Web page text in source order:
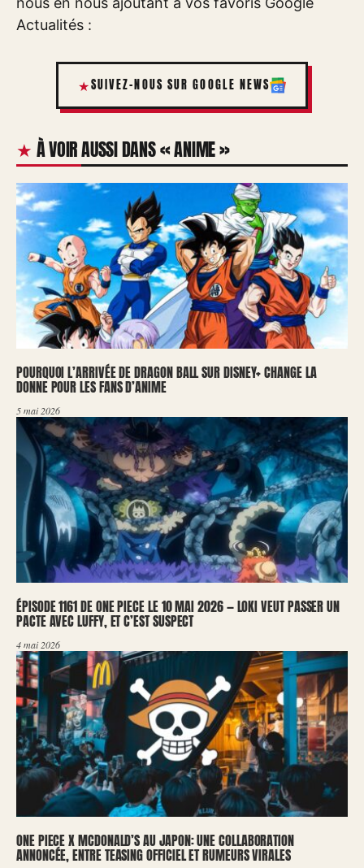
Actualités :
SUIVEZ-NOUS SUR GOOGLE NEWS
À VOIR AUSSI DANS « ANIME »
POURQUOI L’ARRIVÉE DE DRAGON BALL SUR DISNEY+ CHANGE LA
DONNE POUR LES FANS D’ANIME
5 mai 2026
ÉPISODE 1161 DE ONE PIECE LE 10 MAI 2026 — LOKI VEUT PASSER UN
PACTE AVEC LUFFY, ET C’EST SUSPECT
4 mai 2026
ONE PIECE X MCDONALD’S AU JAPON: UNE COLLABORATION
ANNONCÉE, ENTRE TEASING OFFICIEL ET RUMEURS VIRALES